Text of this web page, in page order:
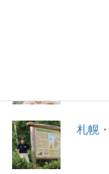
札幌